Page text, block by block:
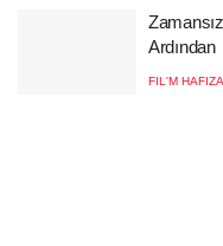
Ardından
FIL'M